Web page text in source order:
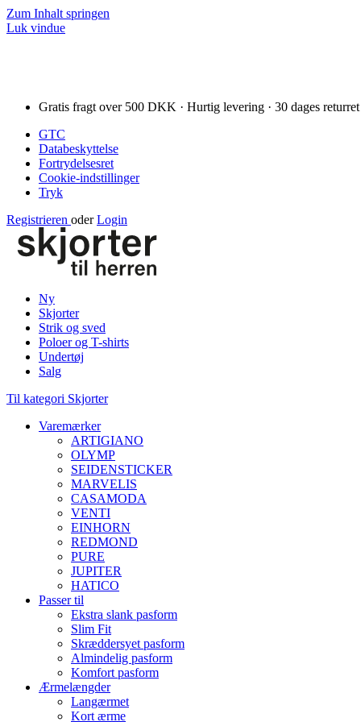
Zum Inhalt springen
Luk vindue
Gratis fragt over 500 DKK · Hurtig levering · 30 dages returret
GTC
Databeskyttelse
Fortrydelsesret
Cookie-indstillinger
Tryk
Registrieren oder Login
Ny
Skjorter
Strik og sved
Poloer og T-shirts
Undertøj
Salg
Til kategori Skjorter
Varemærker
ARTIGIANO
OLYMP
SEIDENSTICKER
MARVELIS
CASAMODA
VENTI
EINHORN
REDMOND
PURE
JUPITER
HATICO
Passer til
Ekstra slank pasform
Slim Fit
Skræddersyet pasform
Almindelig pasform
Komfort pasform
Ærmelængder
Langærmet
Kort ærme